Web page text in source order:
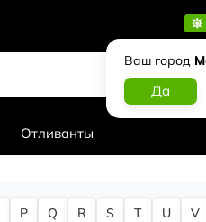
Ваш город
Отливанты
P Q R S T U V